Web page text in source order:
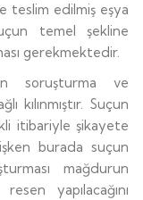
teslim edilmiş eşya
temel şekline
gerekmektedir.
soruşturma ve
kılınmıştır. Suçun
itibariyle şikayete
burada suçun
mağdurun
yapılacağını